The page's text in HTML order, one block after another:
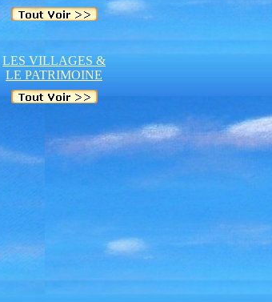
LES VILLAGES &
LE PATRIMOINE